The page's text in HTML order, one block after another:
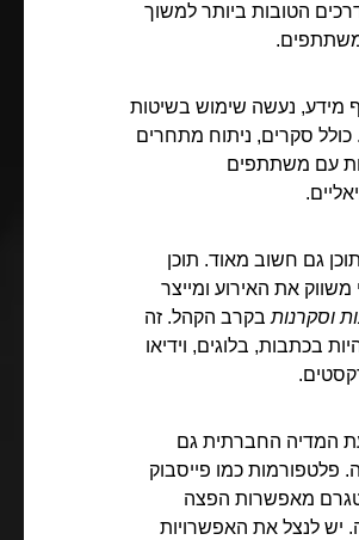
הטובות ביותר למשוך
מידע, נעשה שימוש בשיטות
כולל סקרים, ניתוח מתחרים
עם משתתפים
תוכן גם חשוב מאוד. תוכן
משווק את האירוע ומייצר
וסקרנותבקרב הקהל. זה
בכתבות, בלוגים, וידיאו
המדיה החברתית גם
פלטפורמות כמו פייסבוק
מאפשרות הפצה
יש לנצל את האפשרויות